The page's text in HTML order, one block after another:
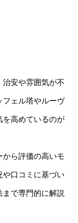
治安や雰囲気が不
フェル塔やルーヴ
を高めているのが
ら評価の高いモ
や口コミに基づい
で専門的に解説